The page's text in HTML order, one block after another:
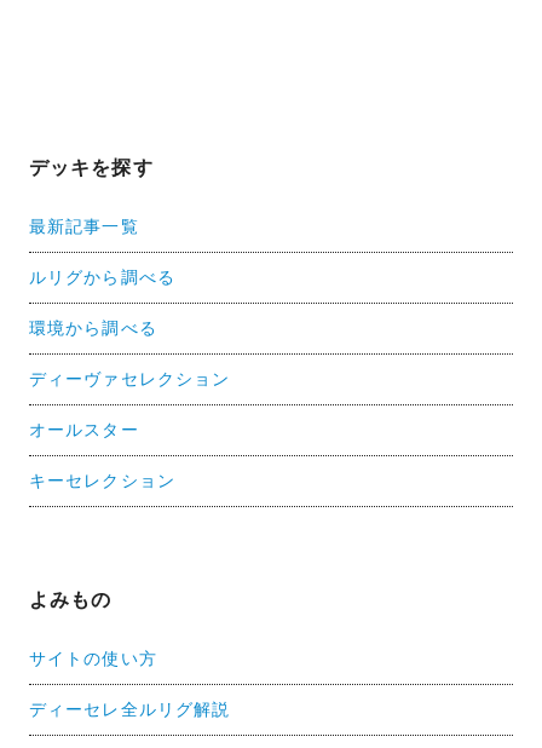
デッキを探す
最新記事一覧
ルリグから調べる
環境から調べる
ディーヴァセレクション
オールスター
キーセレクション
よみもの
サイトの使い方
ディーセレ全ルリグ解説